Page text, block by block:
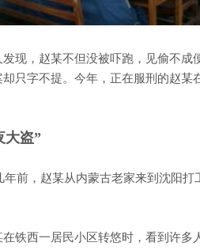
现，赵某不但没被吓跑，见偷不
只字不提。今年，正在服刑的赵某
大盗”
，赵某从内蒙古老家来到沈阳打
西一居民小区转悠时，看到许多